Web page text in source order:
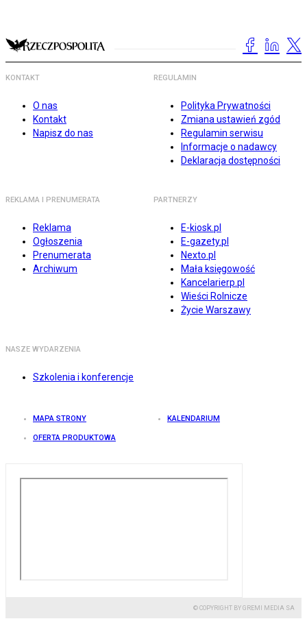
KONTAKT
O nas
Kontakt
Napisz do nas
REGULAMIN
Polityka Prywatności
Zmiana ustawień zgód
Regulamin serwisu
Informacje o nadawcy
Deklaracja dostępności
REKLAMA I PRENUMERATA
Reklama
Ogłoszenia
Prenumerata
Archiwum
PARTNERZY
E-kiosk.pl
E-gazety.pl
Nexto.pl
Mała księgowość
Kancelarierp.pl
Wieści Rolnicze
Życie Warszawy
NASZE WYDARZENIA
Szkolenia i konferencje
MAPA STRONY KALENDARIUM
OFERTA PRODUKTOWA
© COPYRIGHT BY GREMI MEDIA SA